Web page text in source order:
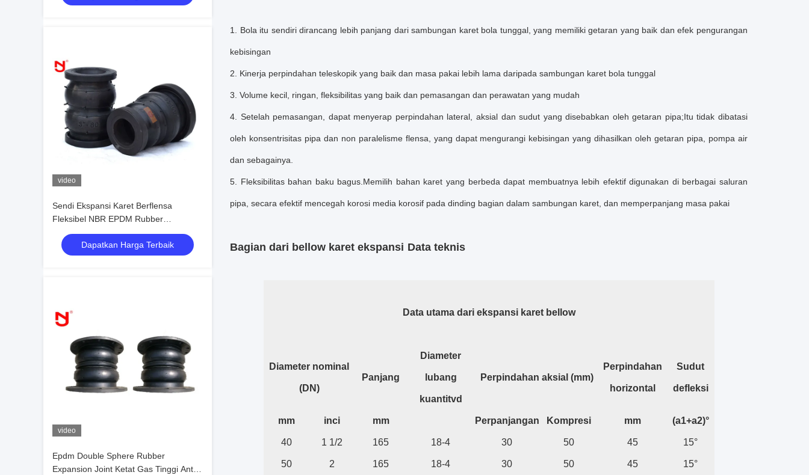
video
Sendi Ekspansi Karet Berflensa
Fleksibel NBR EPDM Rubber
Compensator DN20mm-DN3600mm
Dapatkan Harga Terbaik
video
Epdm Double Sphere Rubber
Expansion Joint Ketat Gas Tinggi Anti
1. Bola itu sendiri dirancang lebih panjang dari sambungan karet bola tunggal, yang memiliki getaran yang baik dan efek pengurangan
kebisingan
2. Kinerja perpindahan teleskopik yang baik dan masa pakai lebih lama daripada sambungan karet bola tunggal
3. Volume kecil, ringan, fleksibilitas yang baik dan pemasangan dan perawatan yang mudah
4. Setelah pemasangan, dapat menyerap perpindahan lateral, aksial dan sudut yang disebabkan oleh getaran pipa;Itu tidak dibatasi
oleh konsentrisitas pipa dan non paralelisme flensa, yang dapat mengurangi kebisingan yang dihasilkan oleh getaran pipa, pompa air
dan sebagainya.
5. Fleksibilitas bahan baku bagus.Memilih bahan karet yang berbeda dapat membuatnya lebih efektif digunakan di berbagai saluran
pipa, secara efektif mencegah korosi media korosif pada dinding bagian dalam sambungan karet, dan memperpanjang masa pakai
Bagian dari bellow karet ekspansi Data teknis
Data utama dari ekspansi karet bellow
Diameter nominal
(DN)
Panjang
Diameter
lubang
kuantitvd
Perpindahan aksial (mm)
Perpindahan
horizontal
Sudut
defleksi
mm inci mm Perpanjangan Kompresi mm (a1+a2)°
40 1 1/2 165 18-4 30 50 45 15°
50 2 165 18-4 30 50 45 15°